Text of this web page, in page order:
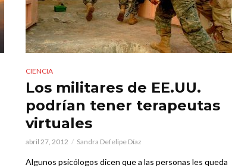
CIENCIA
Los militares de EE.UU.
podrían tener terapeutas
virtuales
abril 27, 2012 Sandra Defelipe Díaz
Algunos psicólogos dicen que a las personas les queda